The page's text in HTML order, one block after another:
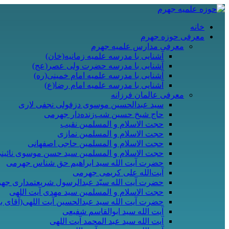
خانه
معرفی حوزه جهرم
معرفی مدارس علمیه جهرم
آشنایی با مدرسه علمیه زمانیه(خان)
آشنایی با مدرسه حضرت ولی عصر(عج)
آشنایی با مدرسه علمیه امام خمینی(ره)
آشنایی با مدرسه علمیه امام رضا(ع)
معرفی عالمان فرزانه
سید عبدالحسین موسوی دزفولی نجفی لاری
حاج شیخ حسین شب‌زنده‌دار جهرمی
حجت الاسلام و المسلمین نقیب
حجت الاسلام و المسلمین نمازی
حجت الاسلام و المسلمین حاجی اصفهانی
حجت الاسلام و المسلمین سید حسن موسوی
حضرت آیت الله سید ابراهیم حق شناس جهرمی
آیت‌الله علی کریمی جهرمی
حضرت آيت الله سیّد عبدالرسول شریعتمداری
حجت الاسلام و المسلمین سید مهدی آیت اللهی
حضرت آیت الله سید عبدالحسین آیت اللهی(آقای
آیت الله سید ابوالقاسم شفیعی
آیت الله سید عبد المحمد آیت اللهی